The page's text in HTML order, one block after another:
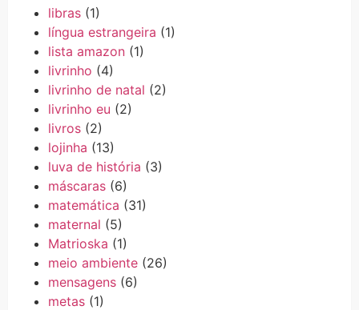
libras (1)
língua estrangeira (1)
lista amazon (1)
livrinho (4)
livrinho de natal (2)
livrinho eu (2)
livros (2)
lojinha (13)
luva de história (3)
máscaras (6)
matemática (31)
maternal (5)
Matrioska (1)
meio ambiente (26)
mensagens (6)
metas (1)